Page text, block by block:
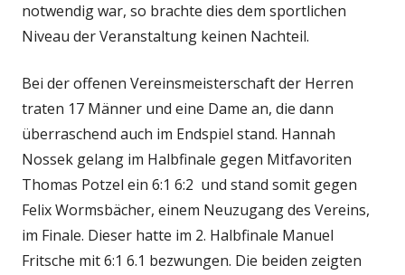
notwendig war, so brachte dies dem sportlichen
Niveau der Veranstaltung keinen Nachteil.
Bei der offenen Vereinsmeisterschaft der Herren
traten 17 Männer und eine Dame an, die dann
überraschend auch im Endspiel stand. Hannah
Nossek gelang im Halbfinale gegen Mitfavoriten
Thomas Potzel ein 6:1 6:2 und stand somit gegen
Felix Wormsbächer, einem Neuzugang des Vereins,
im Finale. Dieser hatte im 2. Halbfinale Manuel
Fritsche mit 6:1 6.1 bezwungen. Die beiden zeigten